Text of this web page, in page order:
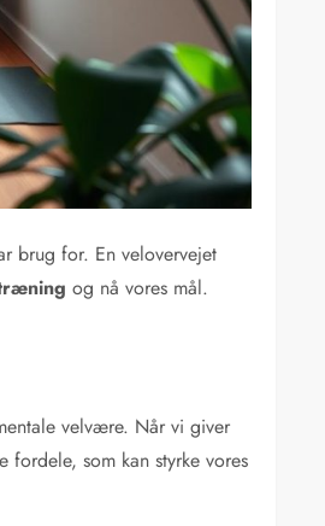
brug for. En velovervejet
og nå vores mål.
velvære. Når vi giver
som kan styrke vores